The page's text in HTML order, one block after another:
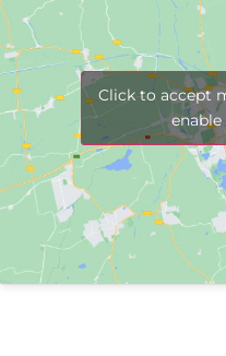
Click to accept